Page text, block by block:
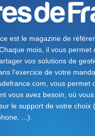
est le magazine de
mois, il vous permet
vos solutions de
l'exercice de votre
vous permet
vous avez besoin, où
le support de votre choix
...).